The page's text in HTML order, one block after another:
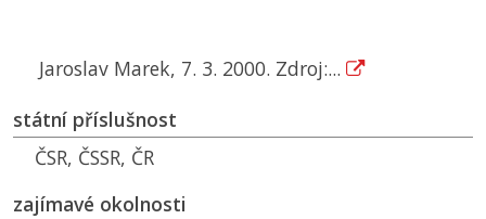
Jaroslav Marek, 7. 3. 2000. Zdroj:...
státní příslušnost
ČSR, ČSSR, ČR
zajímavé okolnosti